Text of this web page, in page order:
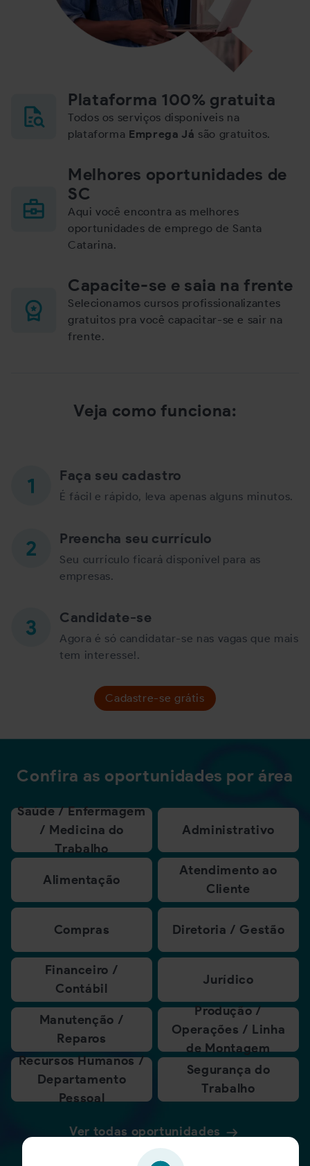
Plataforma 100% gratuita
Todos os serviços disponíveis na
plataforma Emprega Já são gratuitos.
Melhores oportunidades de
SC
Aqui você encontra as melhores
oportunidades de emprego de Santa
Catarina.
Capacite-se e saia na frente
Selecionamos cursos profissionalizantes
gratuitos pra você capacitar-se e sair na
frente.
Veja como funciona:
Faça seu cadastro
É fácil e rápido, leva apenas alguns minutos.
Preencha seu currículo
Seu currículo ficará disponível para as
empresas.
Candidate-se
Agora é só candidatar-se nas vagas que mais
tem interesse!.
Cadastre-se grátis
Confira as oportunidades por área
Saúde / Enfermagem
/ Medicina do
Trabalho
Administrativo
Alimentação
Atendimento ao
Cliente
Compras Diretoria / Gestão
Financeiro /
Contábil
Jurídico
Manutenção /
Reparos
Produção /
Operações / Linha
de Montagem
Recursos Humanos /
Departamento
Pessoal
Segurança do
Trabalho
Ver todas oportunidades